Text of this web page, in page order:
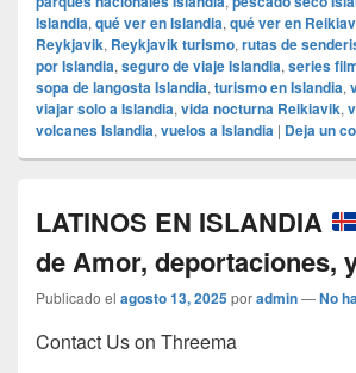
Islandia, qué ver en Islandia, qué ver en
Reykjavik, Reykjavik turismo, rutas de
por Islandia, seguro de viaje Islandia, series
sopa de langosta Islandia, turismo en Islandia,
viajar solo a Islandia, vida nocturna Reikiavik,
volcanes Islandia, vuelos a Islandia | Deja un
LATINOS EN ISLANDIA
de Amor, deportaciones,
Publicado el agosto 13, 2025poradmin—No
Contact Us on Threema